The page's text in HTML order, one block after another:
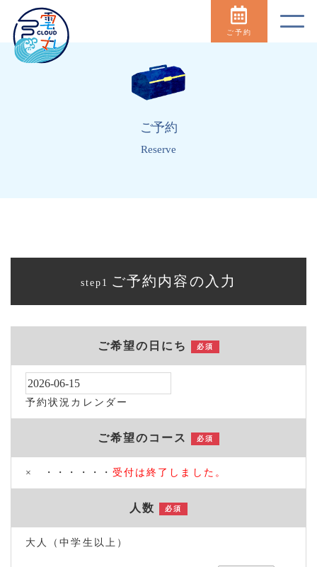
ご予約
ご予約
Reserve
step1 ご予約内容の入力
ご希望の日にち 必須
予約状況カレンダー
ご希望のコース 必須
× ・・・・・・ 受付は終了しました。
人数 必須
大人（中学生以上）